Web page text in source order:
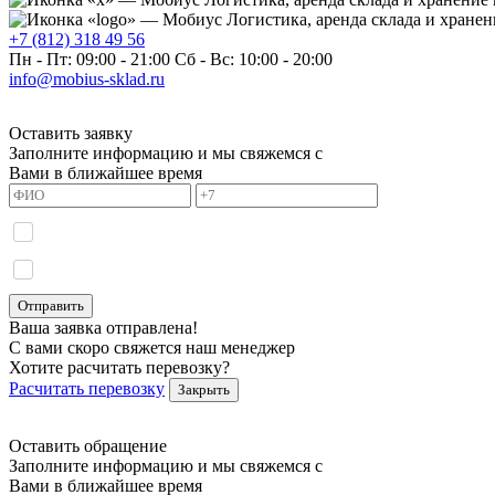
+7 (812) 318 49 56
Пн - Пт: 09:00 - 21:00 Сб - Вс: 10:00 - 20:00
info@mobius-sklad.ru
Оставить заявку
Заполните информацию и мы свяжемся с
Вами в ближайшее время
Отправить
Ваша заявка отправлена!
С вами скоро свяжется наш менеджер
Хотите расчитать перевозку?
Расчитать перевозку
Закрыть
Оставить обращение
Заполните информацию и мы свяжемся с
Вами в ближайшее время